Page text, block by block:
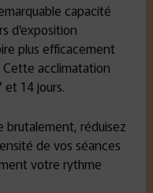
capacité
d’exposition
plus efficacement
acclimatation
14 jours.
brutalement, réduisez
de vos séances
votre rythme